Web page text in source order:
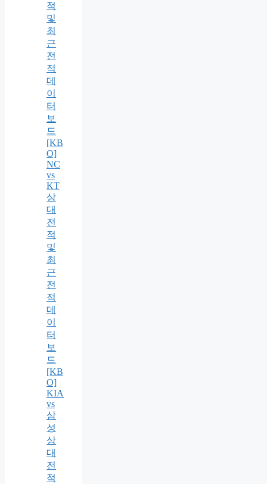
적
및
최
근
전
적
데
이
터
보
드
[KB
O]
NC
vs
KT
상
대
전
적
및
최
근
전
적
데
이
터
보
드
[KB
O]
KIA
vs
삼
성
상
대
전
적